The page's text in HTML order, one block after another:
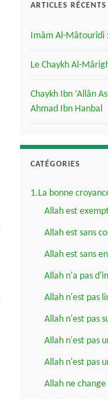
ARTICLES RÉCENTS
Imâm Al-Mâtourîdi
Le Chaykh Al-
Chaykh Ibn ‘Allân
Ahmad Ibn Hanbal
CATÉGORIES
1.La bonne
Allah est
Allah est sans
Allah est sans
Allah n'a pas
Allah n'est pas
Allah n'est pas
Allah n'est pas
Allah n'est pas
Allah ne change